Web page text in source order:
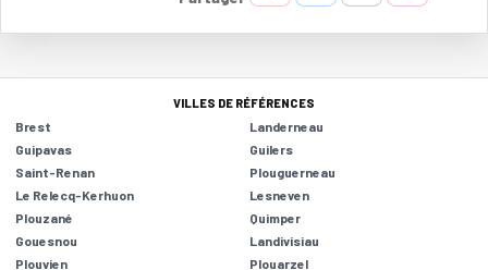
VILLES DE RÉFÉRENCES
Brest
Landerneau
Guipavas
Guilers
Saint-Renan
Plouguerneau
Le Relecq-Kerhuon
Lesneven
Plouzané
Quimper
Gouesnou
Landivisiau
Plouvien
Plouarzel